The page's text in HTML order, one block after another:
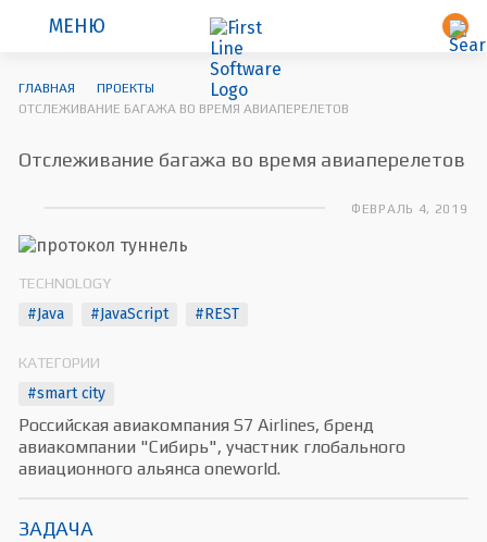
МЕНЮ
ГЛАВНАЯ
ПРОЕКТЫ
ОТСЛЕЖИВАНИЕ БАГАЖА ВО ВРЕМЯ АВИАПЕРЕЛЕТОВ
Отслеживание багажа во время авиаперелетов
ФЕВРАЛЬ 4, 2019
TECHNOLOGY
#Java #JavaScript #REST
КАТЕГОРИИ
#smart city
Российская авиакомпания S7 Airlines, бренд
авиакомпании "Сибирь", участник глобального
авиационного альянса oneworld.
ЗАДАЧА